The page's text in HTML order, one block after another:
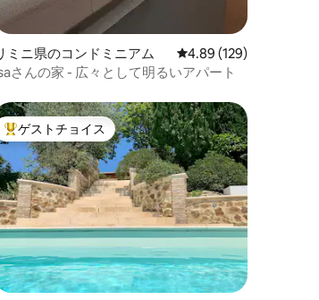
ミニ県のコンドミニアム レビュー129件、5つ
4.89 (129)
さんの家 - 広々として明るいアパート
5つ星中4.94つ星の平均評価
大好評のゲストチョイスです。
ゲストチョイス